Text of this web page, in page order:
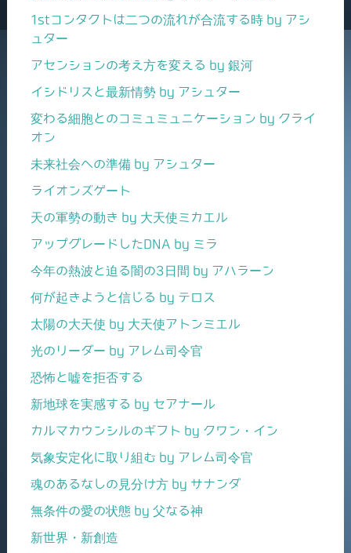
1stコンタクトは二つの流れが合流する時 by アシ
ュター
アセンションの考え方を変える by 銀河
イシドリスと最新情勢 by アシュター
変わる細胞とのコミュミュニケーション by クライ
オン
未来社会への準備 by アシュター
ライオンズゲート
天の軍勢の動き by 大天使ミカエル
アップグレードしたDNA by ミラ
今年の熱波と迫る闇の3日間 by アハラーン
何が起きようと信じる by テロス
太陽の大天使 by 大天使アトンミエル
光のリーダー by アレム司令官
恐怖と嘘を拒否する
新地球を実感する by セアナール
カルマカウンシルのギフト by クワン・イン
気象安定化に取り組む by アレム司令官
魂のあるなしの見分け方 by サナンダ
無条件の愛の状態 by 父なる神
新世界・新創造